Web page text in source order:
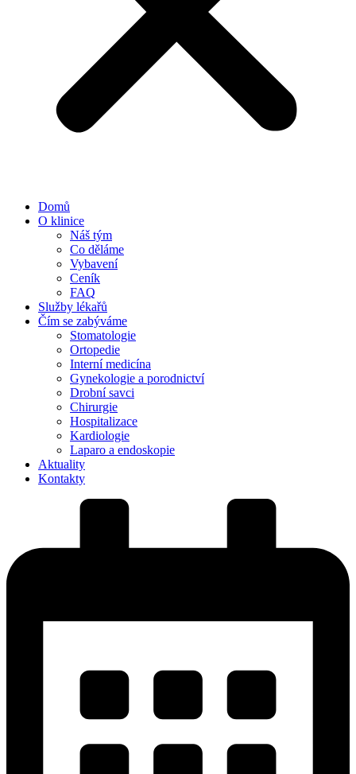
Domů
O klinice
Náš tým
Co děláme
Vybavení
Ceník
FAQ
Služby lékařů
Čím se zabýváme
Stomatologie
Ortopedie
Interní medicína
Gynekologie a porodnictví
Drobní savci
Chirurgie
Hospitalizace
Kardiologie
Laparo a endoskopie
Aktuality
Kontakty